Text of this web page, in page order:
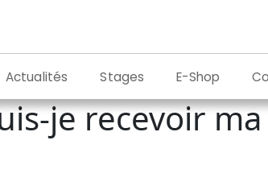
Actualités Stages E-Shop
je recevoir